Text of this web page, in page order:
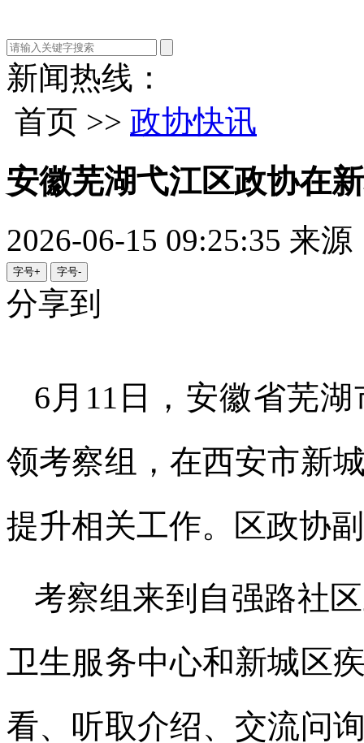
新闻热线：
首页 >> 政协快讯
安徽芜湖弋江区政协在
2026-06-15 09:25:35 来源
字号+ 字号-
分享到
6月11日，安徽省芜
领考察组，在西安市新
提升相关工作。区政协
考察组来到自强路社
卫生服务中心和新城区
看、听取介绍、交流问